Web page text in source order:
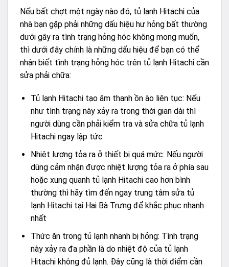
Nếu bất chợt một ngày nào đó, tủ lạnh Hitachi của
nhà bạn gặp phải những dấu hiệu hư hỏng bất thường
dưới gây ra tình trạng hỏng hóc không mong muốn,
thì dưới đây chính là những dấu hiệu để bạn có thể
nhận biết tình trạng hỏng hóc trên tủ lạnh Hitachi cần
sửa phải chữa:
Tủ lạnh Hitachi tạo âm thanh ồn ào liên tục: Nếu
như tình trạng này xảy ra trong thời gian dài thì
người dùng cần phải kiểm tra và sửa chữa tủ lạnh
Hitachi ngay lập tức
Nhiệt lượng tỏa ra ở thiết bị quá mức: Nếu người
dùng cảm nhận được nhiệt lượng tỏa ra ở phía sau
hoặc xung quanh tủ lạnh Hitachi cao hơn bình
thường thì hãy tìm đến ngay trung tâm sửa tủ
lạnh Hitachi tại Hai Bà Trưng để khắc phục nhanh
nhất
Thức ăn trong tủ lạnh nhanh bị hỏng: Tình trạng
này xảy ra đa phần là do nhiệt độ của tủ lạnh
Hitachi không đủ lạnh. Đây cũng là thời điểm cần